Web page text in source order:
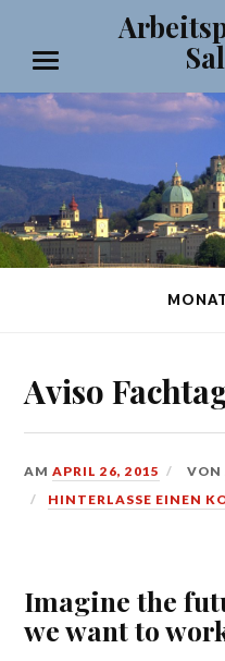
springenMENÜ
Aviso
AMAPRIL 26, 2015 VON
HINTERLASSE EINEN
Imagine the
we want to